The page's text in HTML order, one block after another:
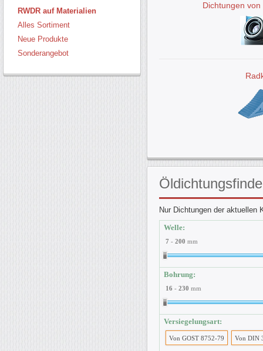
Dichtungen
Nur Dichtungen der aktuellen
Welle:
7 - 200 mm
Bohrung:
16 - 230 mm
Versiegelungsart:
Von GOST 8752-79 Von DIN
RWDR auf Materialien
Alles Sortiment
Neue Produkte
Sonderangebot